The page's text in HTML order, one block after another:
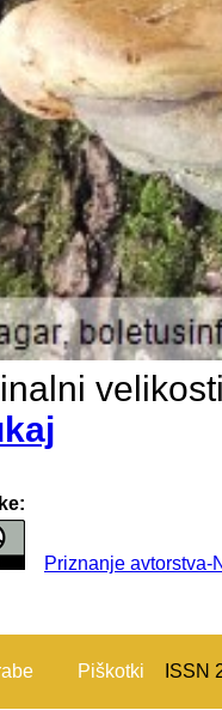
Priznanje avtorstva-
Piškotki ISSN